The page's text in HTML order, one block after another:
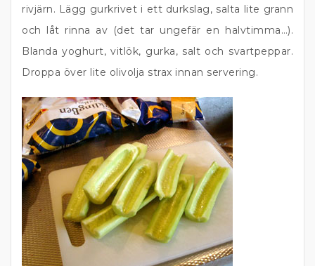
rivjärn. Lägg gurkrivet i ett durkslag, salta lite grann
och låt rinna av (det tar ungefär en halvtimma…).
Blanda yoghurt, vitlök, gurka, salt och svartpeppar.
Droppa över lite olivolja strax innan servering.